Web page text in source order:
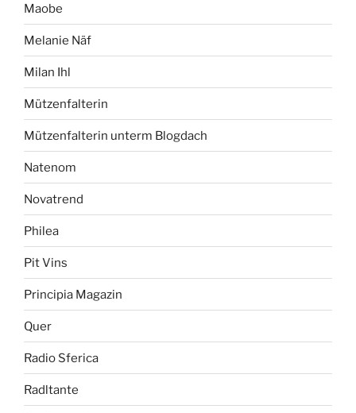
Maobe
Melanie Näf
Milan Ihl
Mützenfalterin
Mützenfalterin unterm Blogdach
Natenom
Novatrend
Philea
Pit Vins
Principia Magazin
Quer
Radio Sferica
Radltante